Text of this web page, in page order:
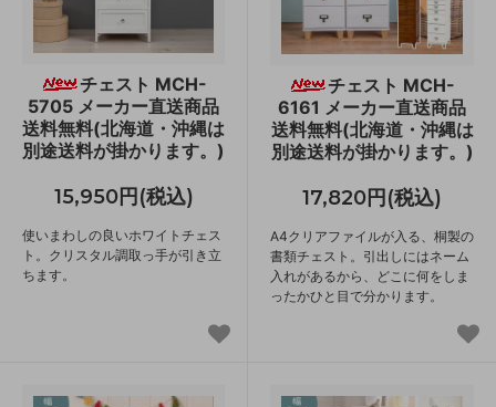
チェスト MCH-
5705 メーカー直送商品
送料無料(北海道・沖縄は
別途送料が掛かります。)
15,950円(税込)
使いまわしの良いホワイトチェス
ト。クリスタル調取っ手が引き立
ちます。
チェスト MCH-
6161 メーカー直送商品
送料無料(北海道・沖縄は
別途送料が掛かります。)
17,820円(税込)
A4クリアファイルが入る、桐製の
書類チェスト。引出しにはネーム
入れがあるから、どこに何をしま
ったかひと目で分かります。